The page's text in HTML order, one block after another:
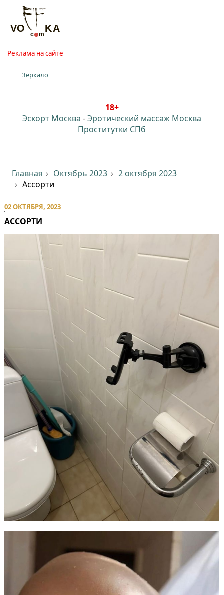
Реклама на сайте
Зеркало
18+
Эскорт Москва -Эротический массаж Москва
Проститутки СПб
Главная Октябрь 2023
2 октября 2023
Ассорти
02 ОКТЯБРЯ, 2023
АССОРТИ